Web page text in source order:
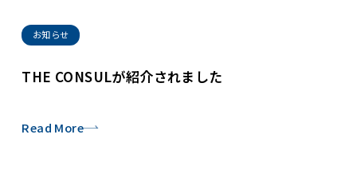
お知らせ
THE CONSULが紹介されました
Read More